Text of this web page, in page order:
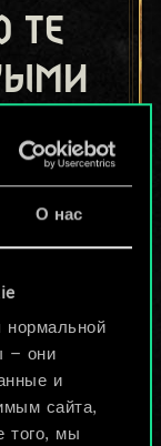
О нас
нормальной
— они
и
сайта,
того, мы
те
её